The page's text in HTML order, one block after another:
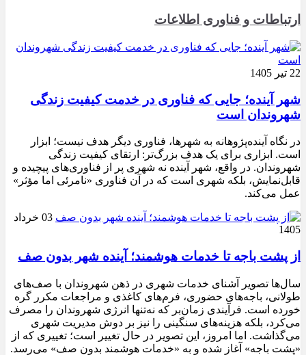
ارتباطات و فناوری اطلاعات
22 تیر 1405
شهر آینده؛ جایی که فناوری در خدمت کیفیت زندگی
شهروندان است
در نگاه آینده‌پژوهانه به شهرها، فناوری دیگر هدف نیست؛ ابزار
است. ابزاری برای یک هدف بزرگ‌تر: ارتقای کیفیت زندگی
شهروندان. در واقع، شهر آینده نه شهری پر از فناوری‌های پیچیده و
قابل‌نمایش، بلکه شهری است که در آن فناوری «نامرئی اما مؤثر»
عمل می‌کند.
03 خرداد
1405
از پشت باجه تا خدمات هوشمند؛ آینده شهر بدون صف
سال‌ها تصویر آشنای خدمات شهری در ذهن شهروندان با صف‌های
طولانی، باجه‌های حضوری، فرم‌های کاغذی و مراجعات مکرر گره
خورده است. فرآیندی زمان‌بر که نه‌تنها انرژی شهروندان را مصرف
می‌کرد، بلکه هزینه‌های سنگینی را نیز بر دوش مدیریت شهری
می‌گذاشت. اما امروز، این تصویر در حال تغییر است؛ تغییری که از
«پشت باجه» آغاز شده و به «خدمات هوشمند بدون صف» می‌رسد.